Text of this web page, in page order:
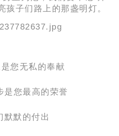
孩子们路上的那盏明灯。
您无私的奉献
您最高的荣誉
默默的付出